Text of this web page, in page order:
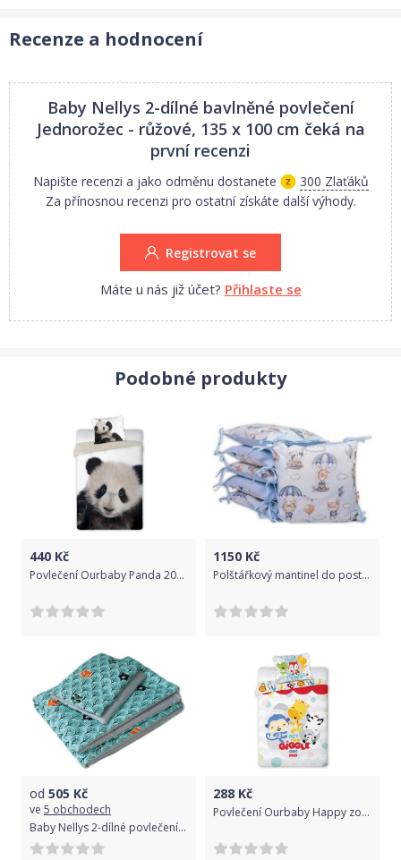
Bezpečné zapínání na zip.(vyloučeno vdechnutí knoflíku apod).
Vše vyrobeno z kvalitní 100% bavlny.
Recenze a hodnocení
Baby Nellys 2-dílné bavlněné povlečení
Jednorožec - růžové, 135 x 100 cm čeká na
první recenzi
Napište recenzi a jako odměnu dostanete
300 Zlaťáků
Za přínosnou recenzi pro ostatní získáte další výhody.
Registrovat se
Máte u nás již účet? Přihlaste se
Podobné produkty
440 Kč
Povlečení Ourbaby Panda 200x140 cm 70x90
1150 Kč
Polštářkový mantinel do postýlky bavlna - LIŠKA A ZAJÍC na modrém - BabyNellys
od 505 Kč
ve 5 obchodech
Baby Nellys 2-dílné povlečení 135x100, Lesík, bavlněné - tyrkys, šedá, B19
288 Kč
Povlečení Ourbaby Happy zoo 135x100 cm